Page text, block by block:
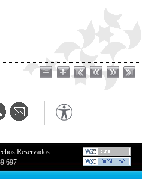
Reservados.
697